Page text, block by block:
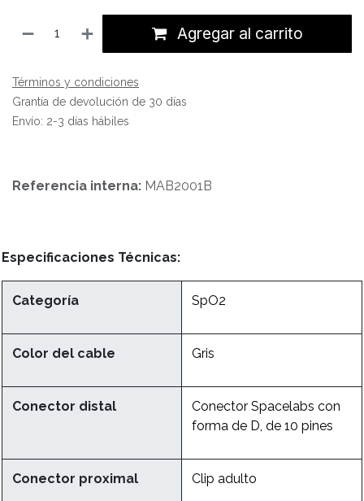
Agregar al carrito
Términos y condiciones
Grantía de devolución de 30 días
Envío: 2-3 días hábiles
Referencia interna: MAB2001B
Especificaciones Técnicas:
Categoría SpO2
Color del cable Gris
Conector distal
Conector Spacelabs con
forma de D, de 10 pines
Conector proximal Clip adulto